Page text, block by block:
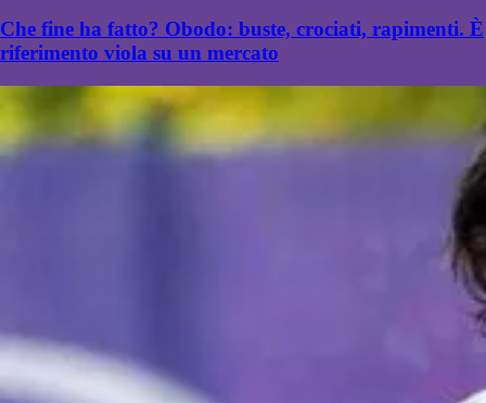
Che fine ha fatto? Obodo: buste, crociati, rapimenti. È
riferimento viola su un mercato